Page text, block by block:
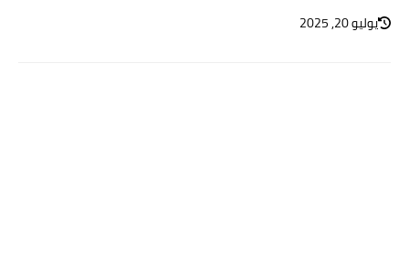
يوليو 20, 2025